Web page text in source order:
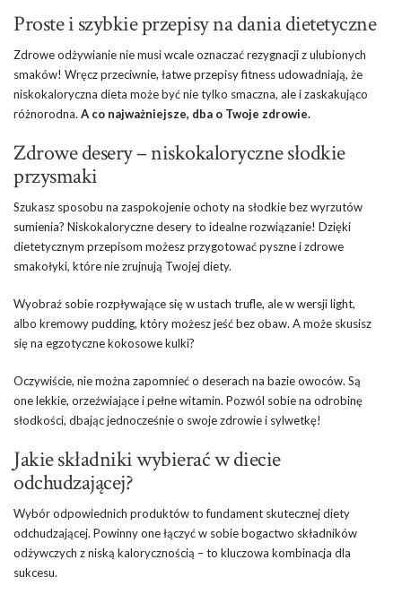
Proste i szybkie przepisy na dania dietetyczne
Zdrowe odżywianie nie musi wcale oznaczać rezygnacji z ulubionych
smaków! Wręcz przeciwnie, łatwe przepisy fitness udowadniają, że
niskokaloryczna dieta może być nie tylko smaczna, ale i zaskakująco
różnorodna. A co najważniejsze, dba o Twoje zdrowie.
Zdrowe desery – niskokaloryczne słodkie
przysmaki
Szukasz sposobu na zaspokojenie ochoty na słodkie bez wyrzutów
sumienia? Niskokaloryczne desery to idealne rozwiązanie! Dzięki
dietetycznym przepisom możesz przygotować pyszne i zdrowe
smakołyki, które nie zrujnują Twojej diety.
Wyobraź sobie rozpływające się w ustach trufle, ale w wersji light,
albo kremowy pudding, który możesz jeść bez obaw. A może skusisz
się na egzotyczne kokosowe kulki?
Oczywiście, nie można zapomnieć o deserach na bazie owoców. Są
one lekkie, orzeźwiające i pełne witamin. Pozwól sobie na odrobinę
słodkości, dbając jednocześnie o swoje zdrowie i sylwetkę!
Jakie składniki wybierać w diecie
odchudzającej?
Wybór odpowiednich produktów to fundament skutecznej diety
odchudzającej. Powinny one łączyć w sobie bogactwo składników
odżywczych z niską kalorycznością – to kluczowa kombinacja dla
sukcesu.